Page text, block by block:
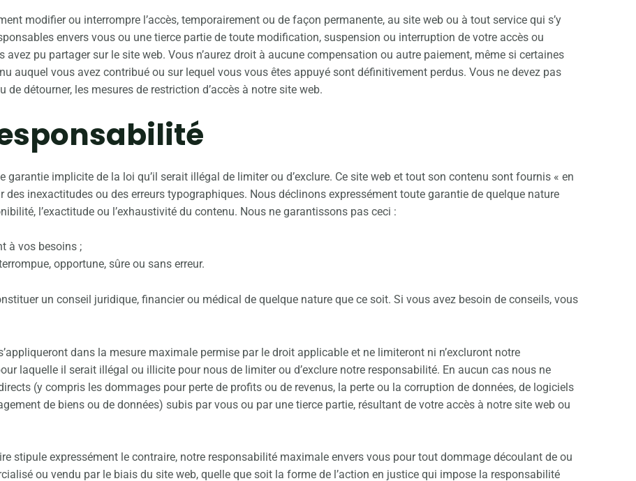
modifier ou interrompre l’accès, temporairement ou de façon permanente, au site web ou à tout service qui s’y
envers vous ou une tierce partie de toute modification, suspension ou interruption de votre accès ou
pu partager sur le site web. Vous n’aurez droit à aucune compensation ou autre paiement, même si certaines
auquel vous avez contribué ou sur lequel vous vous êtes appuyé sont définitivement perdus. Vous ne devez pas
détourner, les mesures de restriction d’accès à notre site web.
garantie implicite de la loi qu’il serait illégal de limiter ou d’exclure. Ce site web et tout son contenu sont fournis « en
des inexactitudes ou des erreurs typographiques. Nous déclinons expressément toute garantie de quelque nature
l’exactitude ou l’exhaustivité du contenu. Nous ne garantissons pas ceci :
à vos besoins ;
opportune, sûre ou sans erreur.
un conseil juridique, financier ou médical de quelque nature que ce soit. Si vous avez besoin de conseils, vous
dans la mesure maximale permise par le droit applicable et ne limiteront ni n’excluront notre
laquelle il serait illégal ou illicite pour nous de limiter ou d’exclure notre responsabilité. En aucun cas nous ne
(y compris les dommages pour perte de profits ou de revenus, la perte ou la corruption de données, de logiciels
de biens ou de données) subis par vous ou par une tierce partie, résultant de votre accès à notre site web ou
stipule expressément le contraire, notre responsabilité maximale envers vous pour tout dommage découlant de ou
ou vendu par le biais du site web, quelle que soit la forme de l’action en justice qui impose la responsabilité